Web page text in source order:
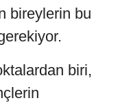
bireylerin bu
biri,